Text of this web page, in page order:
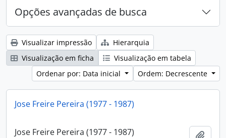
Opções avançadas de busca
Visualizar impressão
Hierarquia
Visualização em ficha
Visualização em tabela
Ordenar por: Data inicial
Ordem: Decrescente
Jose Freire Pereira (1977 - 1987)
Jose Freire Pereira (1977 - 1987)